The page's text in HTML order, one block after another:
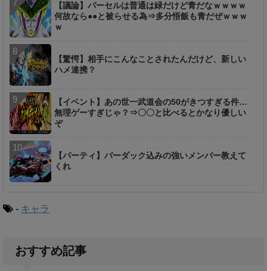
【議論】パーセルは普通は緑だけど青だなｗｗｗｗ
何故なら●●と被らせる為⇒多分悟飯も青だぜｗｗｗ
ｗ
【驚愕】相手にこんなことされたんだけど、新しい
ハメ連携？
【イベント】あの世一武道会の50がきつすぎる件…
無理ゲーすぎじゃ？⇒〇〇と比べるとかなり優しい
ぞ
【パーティ】バーダック込みの強いメンバー教えて
くれ
- キャラ
おすすめ記事